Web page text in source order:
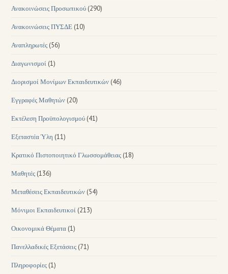
Ανακοινώσεις Προσωπικού (290)
Ανακοινώσεις ΠΥΣΔΕ (10)
Αναπληρωτές (56)
Διαγωνισμοί (1)
Διορισμοί Μονίμων Εκπαιδευτικών (46)
Εγγραφές Μαθητών (20)
Εκτέλεση Προϋπολογισμού (41)
Εξεταστέα Ύλη (11)
Κρατικό Πιστοποιητικό Γλωσσομάθειας (18)
Μαθητές (136)
Μεταθέσεις Εκπαιδευτικών (54)
Μόνιμοι Εκπαιδευτικοί (213)
Οικονομικά Θέματα (1)
Πανελλαδικές Εξετάσεις (71)
Πληροφορίες (1)